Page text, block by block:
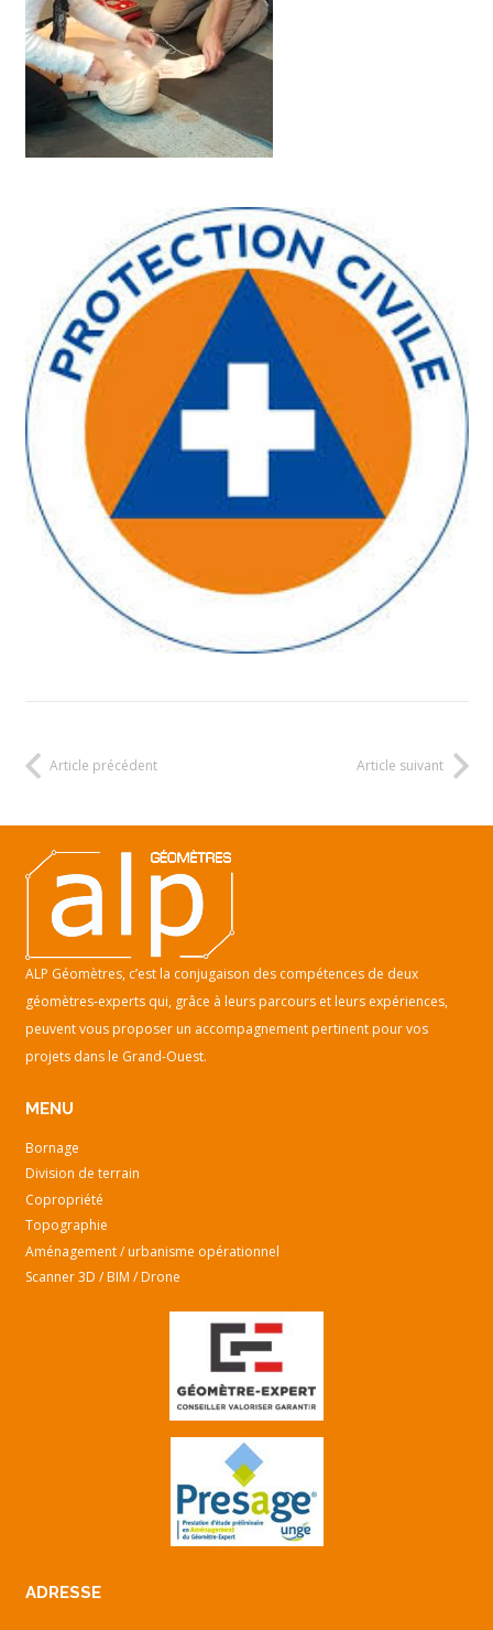
Article précédent Article suivant
ALP Géomètres, c’est la conjugaison des compétences de deux
géomètres-experts qui, grâce à leurs parcours et leurs expériences,
peuvent vous proposer un accompagnement pertinent pour vos
projets dans le Grand-Ouest.
MENU
Bornage
Division de terrain
Copropriété
Topographie
Aménagement / urbanisme opérationnel
Scanner 3D / BIM / Drone
ADRESSE